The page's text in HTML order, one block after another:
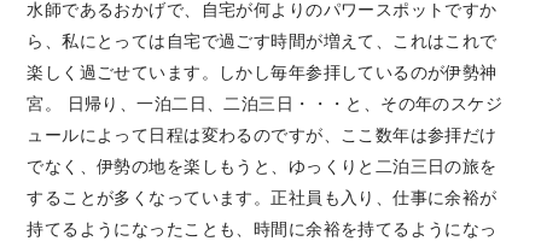
水師であるおかげで、自宅が何よりのパワースポットですか
ら、私にとっては自宅で過ごす時間が増えて、これはこれで
楽しく過ごせています。しかし毎年参拝しているのが伊勢神
宮。 日帰り、一泊二日、二泊三日・・・と、その年のスケジ
ュールによって日程は変わるのですが、ここ数年は参拝だけ
でなく、伊勢の地を楽しもうと、ゆっくりと二泊三日の旅を
することが多くなっています。正社員も入り、仕事に余裕が
持てるようになったことも、時間に余裕を持てるようになっ